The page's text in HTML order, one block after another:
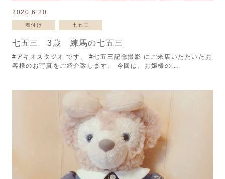
2020.6.20
着付け 七五三
七五三 3歳 練馬の七五三
#アキオスタジオ です。 #七五三記念撮影 にご来店いただいたお
客様のお写真をご紹介致します。 今回は、お嬢様の...